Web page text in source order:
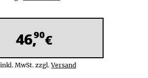
46,90€
inkl. MwSt. zzgl.Versand